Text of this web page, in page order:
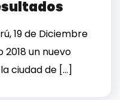
19 de Diciembre
2018 un nuevo
ciudad de […]